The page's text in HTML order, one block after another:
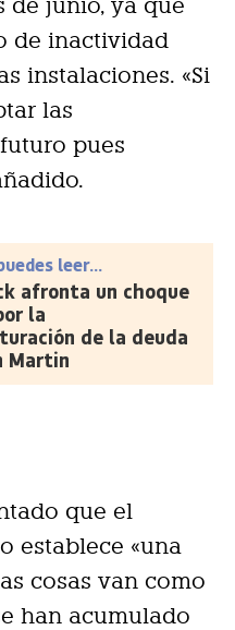
de junio, ya que
de inactividad
instalaciones. «Si
las
pues
leer...
afronta un choque
la
de la deuda
Martin
que el
establece «una
cosas van como
han acumulado